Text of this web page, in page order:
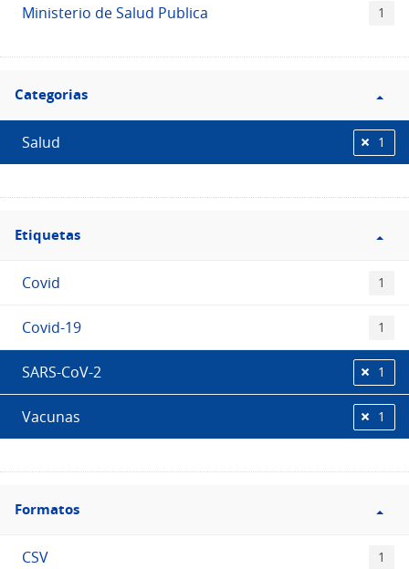
Ministerio de Salud Publica 1
Filtro
Categorias
Categorias
Salud 1
Filtro
Etiquetas
Etiquetas
Covid 1
Covid-19 1
SARS-CoV-2 1
Vacunas 1
Filtro
Formatos
Formatos
CSV 1